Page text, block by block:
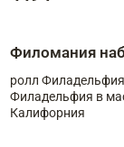
Филомания
ролл
Филадельфия в
Калифорния